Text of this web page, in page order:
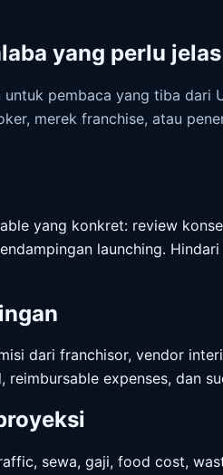
yang perlu
pembaca yang tiba
merek franchise, atau
yang konkret: review
launching.
dari franchisor, vendor
reimbursable expenses, dan
sewa, gaji, food cost,